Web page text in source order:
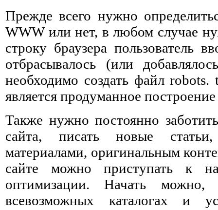
Прежде всего нужно
WWW или нет, в любом случае
строку браузера пользователь
отбрасывалось (или
необходимо создать файл
является продуманное
Также нужно постоянно
сайта, писать новые
материалами, оригинальным
сайте можно приступать к
оптимизации. Начать
всевозможных каталогах и